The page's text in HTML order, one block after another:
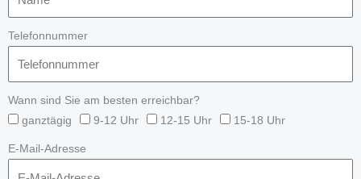
Telefonnummer
Wann sind Sie am besten erreichbar?
ganztägig
9-12 Uhr 12-15 Uhr 15-18 Uhr
E-Mail-Adresse